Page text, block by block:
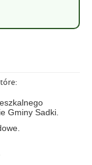
Gminy Sadki.